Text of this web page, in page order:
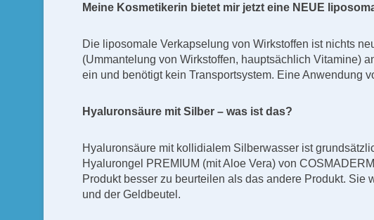
Meine Kosmetikerin bietet mir jetzt eine NEUE
Die liposomale Verkapselung von Wirkstoffen ist nichts
(Ummantelung von Wirkstoffen, hauptsächlich Vitamine)
ein und benötigt kein Transportsystem. Eine Anwendung
Hyaluronsäure mit Silber – was ist das?
Hyaluronsäure mit kollidialem Silberwasser ist
Hyalurongel PREMIUM (mit Aloe Vera) von
Produkt besser zu beurteilen als das andere Produkt.
und der Geldbeutel.